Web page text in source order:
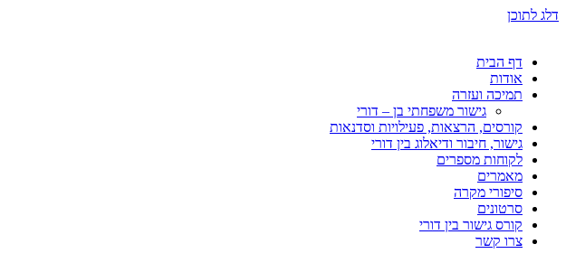
דלג לתוכן
דף הבית
אודות
תמיכה ועזרה
גישור משפחתי בן – דורי
קורסים, הרצאות, פעילויות וסדנאות
גישור, חיבור ודיאלוג בין דורי
לקוחות מספרים
מאמרים
סיפורי מקרה
סרטונים
קורס גישור בין דורי
צרו קשר